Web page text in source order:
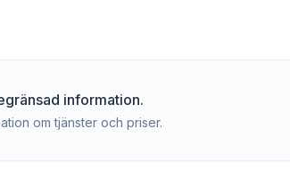
information.
om tjänster och priser.